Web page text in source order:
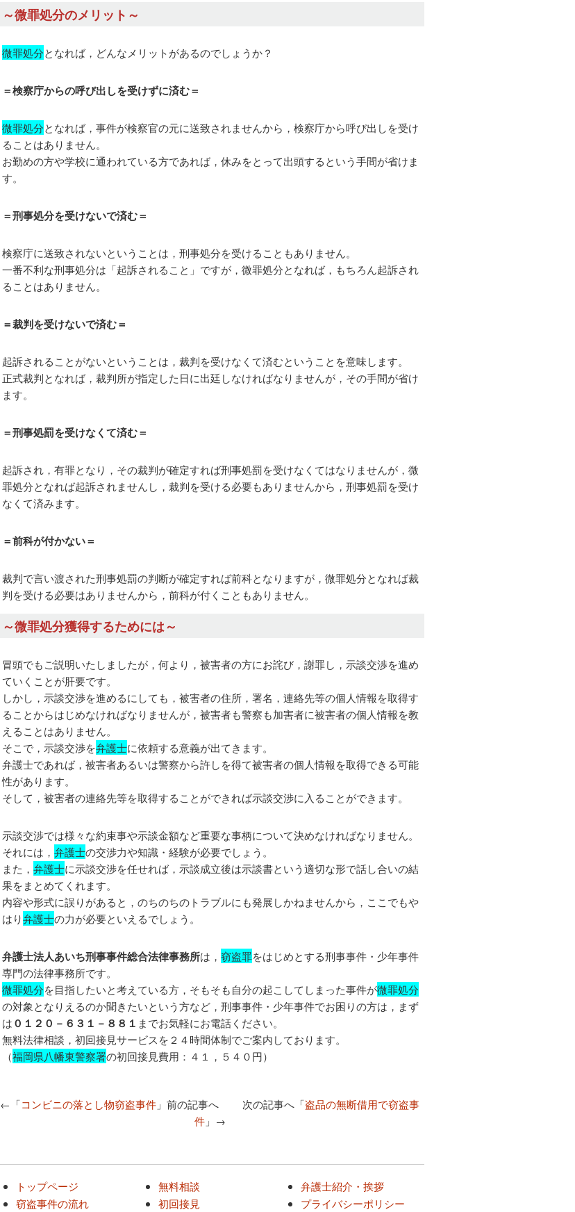
～微罪処分のメリット～
微罪処分となれば，どんなメリットがあるのでしょうか？
＝検察庁からの呼び出しを受けずに済む＝
微罪処分となれば，事件が検察官の元に送致されませんから，検察庁から呼び出しを受け
ることはありません。
お勤めの方や学校に通われている方であれば，休みをとって出頭するという手間が省けま
す。
＝刑事処分を受けないで済む＝
検察庁に送致されないということは，刑事処分を受けることもありません。
一番不利な刑事処分は「起訴されること」ですが，微罪処分となれば，もちろん起訴され
ることはありません。
＝裁判を受けないで済む＝
起訴されることがないということは，裁判を受けなくて済むということを意味します。
正式裁判となれば，裁判所が指定した日に出廷しなければなりませんが，その手間が省け
ます。
＝刑事処罰を受けなくて済む＝
起訴され，有罪となり，その裁判が確定すれば刑事処罰を受けなくてはなりませんが，微
罪処分となれば起訴されませんし，裁判を受ける必要もありませんから，刑事処罰を受け
なくて済みます。
＝前科が付かない＝
裁判で言い渡された刑事処罰の判断が確定すれば前科となりますが，微罪処分となれば裁
判を受ける必要はありませんから，前科が付くこともありません。
～微罪処分獲得するためには～
冒頭でもご説明いたしましたが，何より，被害者の方にお詫び，謝罪し，示談交渉を進め
ていくことが肝要です。
しかし，示談交渉を進めるにしても，被害者の住所，署名，連絡先等の個人情報を取得す
ることからはじめなければなりませんが，被害者も警察も加害者に被害者の個人情報を教
えることはありません。
そこで，示談交渉を弁護士に依頼する意義が出てきます。
弁護士であれば，被害者あるいは警察から許しを得て被害者の個人情報を取得できる可能
性があります。
そして，被害者の連絡先等を取得することができれば示談交渉に入ることができます。
示談交渉では様々な約束事や示談金額など重要な事柄について決めなければなりません。
それには， 弁護士の交渉力や知識・経験が必要でしょう。
また， 弁護士に示談交渉を任せれば，示談成立後は示談書という適切な形で話し合いの結
果をまとめてくれます。
内容や形式に誤りがあると，のちのちのトラブルにも発展しかねませんから，ここでもや
はり弁護士の力が必要といえるでしょう。
弁護士法人あいち刑事事件総合法律事務所は， 窃盗罪をはじめとする刑事事件・少年事件
専門の法律事務所です。
微罪処分を目指したいと考えている方，そもそも自分の起こしてしまった事件が微罪処分
の対象となりえるのか聞きたいという方など，刑事事件・少年事件でお困りの方は，まず
は０１２０－６３１－８８１ までお気軽にお電話ください。
無料法律相談，初回接見サービスを２４時間体制でご案内しております。
（福岡県八幡東警察署の初回接見費用：４１，５４０円）
←「コンビニの落とし物窃盗事件 」前の記事へ 次の記事へ「盗品の無断借用で窃盗事
件」→
トップページ
窃盗事件の流れ
無料相談
初回接見
弁護士紹介・挨拶
プライバシーポリシー